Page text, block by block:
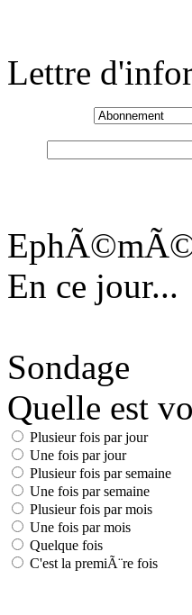
Lettre
En ce jour...
Sondage
Quelle est
Plusieur fois par jour
Une fois par jour
Plusieur fois par semaine
Une fois par semaine
Plusieur fois par mois
Une fois par mois
Quelque fois
C'est la premiÃ¨re fois